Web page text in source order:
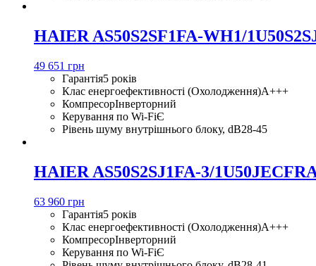
HAIER AS50S2SF1FA-WH1/
49 651 грн
Гарантія5 років
Клас енергоефективності (Охолодження)A+++
КомпресорІнверторний
Керування по Wi-FiЄ
Рівень шуму внутрішнього блоку, dB28-45
HAIER AS50S2SJ1FA-3/
63 960 грн
Гарантія5 років
Клас енергоефективності (Охолодження)A+++
КомпресорІнверторний
Керування по Wi-FiЄ